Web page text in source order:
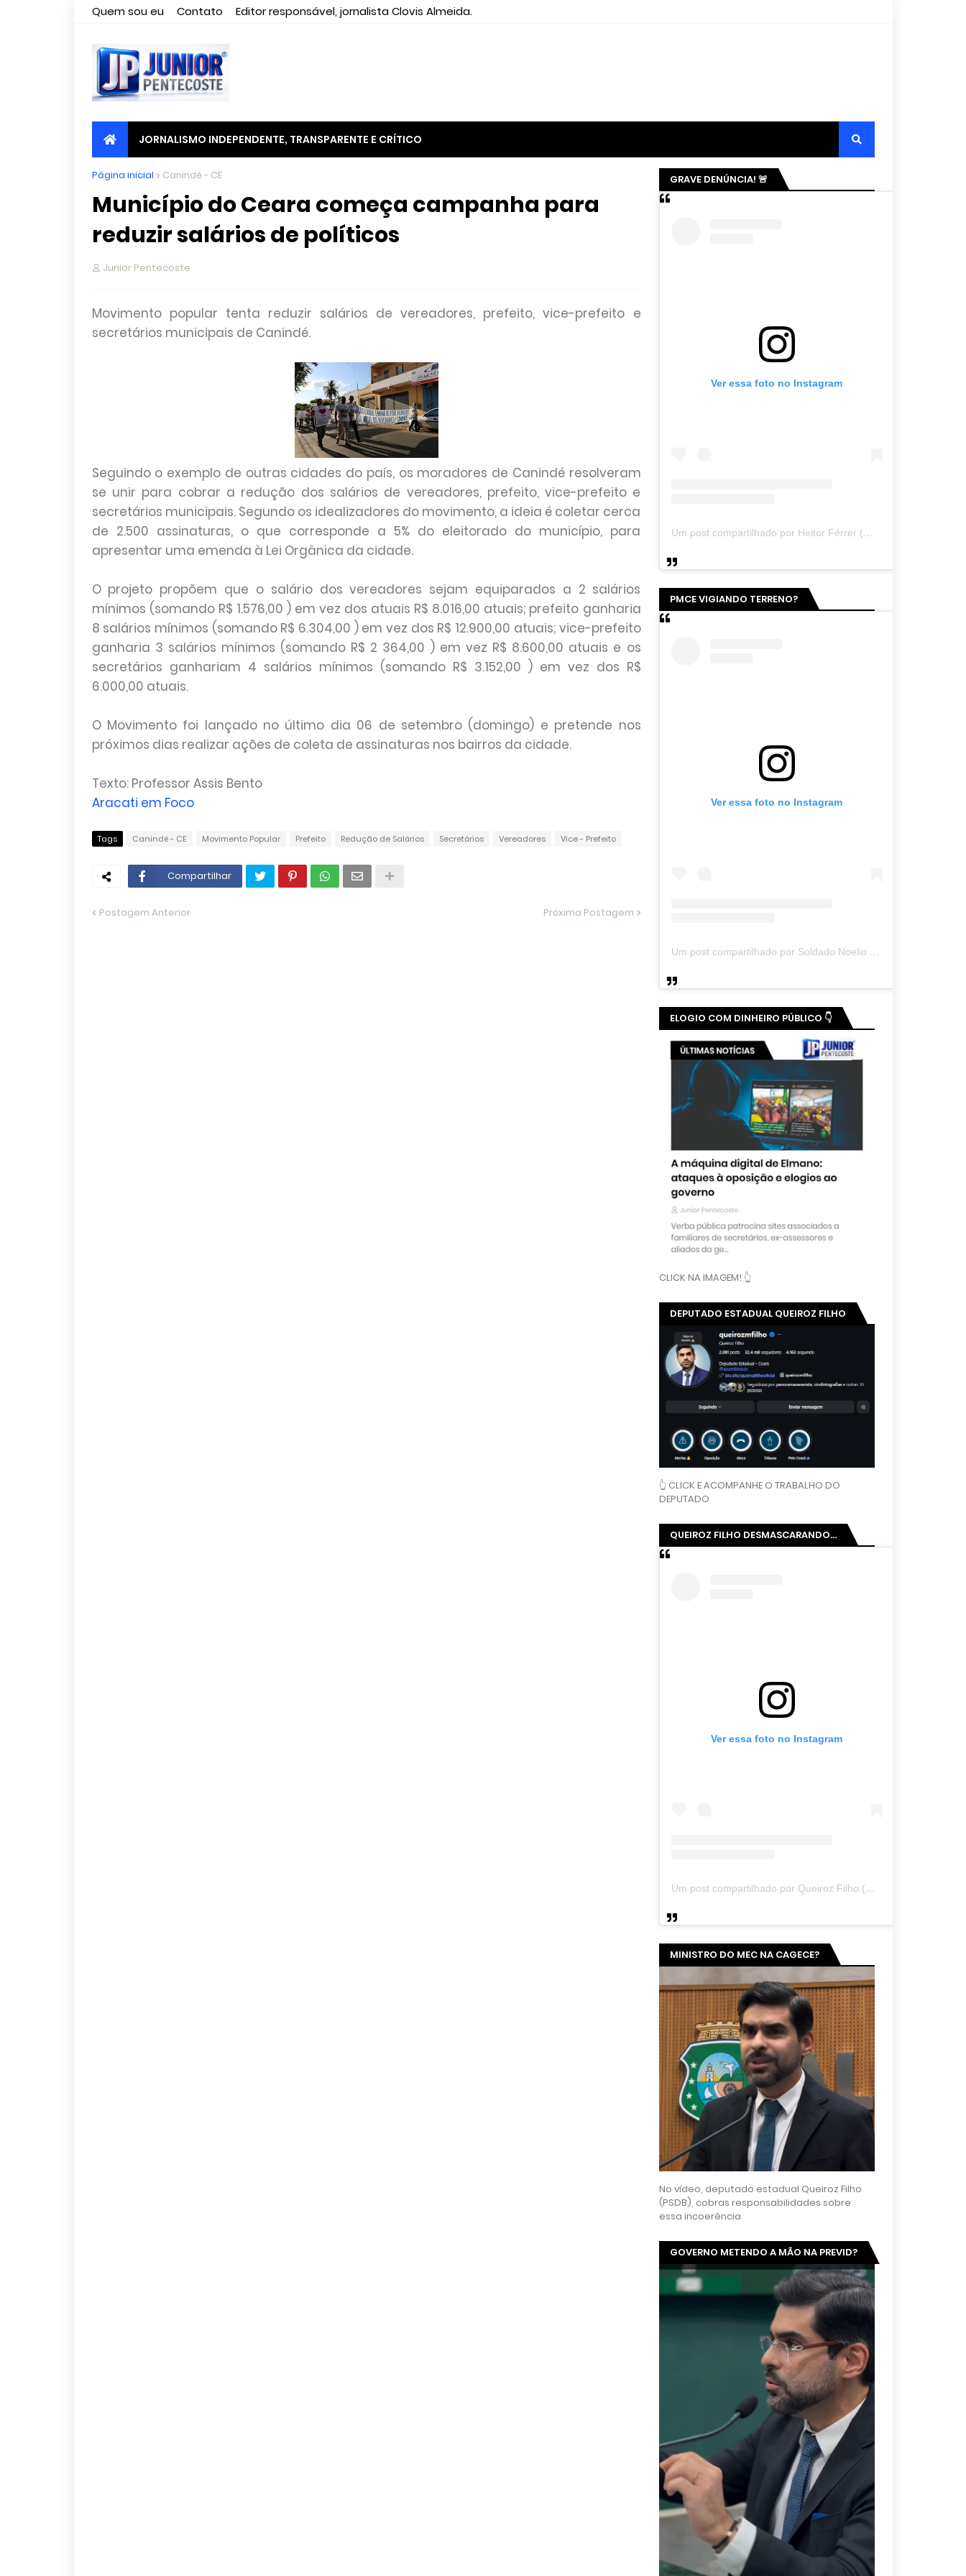
Quem sou eu Contato Editor responsável, jornalista Clovis Almeida.
JORNALISMO INDEPENDENTE, TRANSPARENTE E CRÍTICO
Página inicial Canindé - CE
Município do Ceara começa campanha para
reduzir salários de políticos
Junior Pentecoste
Movimento popular tenta reduzir salários de vereadores, prefeito, vice-prefeito e
secretários municipais de Canindé.
Seguindo o exemplo de outras cidades do país, os moradores de Canindé resolveram
se unir para cobrar a redução dos salários de vereadores, prefeito, vice-prefeito e
secretários municipais. Segundo os idealizadores do movimento, a ideia é coletar cerca
de 2.500 assinaturas, o que corresponde a 5% do eleitorado do município, para
apresentar uma emenda à Lei Orgânica da cidade.
O projeto propõem que o salário dos vereadores sejam equiparados a 2 salários
mínimos (somando R$ 1.576,00 ) em vez dos atuais R$ 8.016,00 atuais; prefeito ganharia
8 salários mínimos (somando R$ 6.304,00 ) em vez dos R$ 12.900,00 atuais; vice-prefeito
ganharia 3 salários mínimos (somando R$ 2 364,00 ) em vez R$ 8.600,00 atuais e os
secretários ganhariam 4 salários mínimos (somando R$ 3.152,00 ) em vez dos R$
6.000,00 atuais.
O Movimento foi lançado no último dia 06 de setembro (domingo) e pretende nos
próximos dias realizar ações de coleta de assinaturas nos bairros da cidade.
Texto: Professor Assis Bento
Aracati em Foco
Tags Canindé - CE Movimento Popular Prefeito Redução de Salários Secretários Vereadores Vice - Prefeito
Compartilhar
Postagem Anterior Próxima Postagem
GRAVE DENÚNCIA! 🚨
Ver essa foto no Instagram
Um post compartilhado por Heitor Férrer (@heitor_ferrer77)
PMCE VIGIANDO TERRENO?
Ver essa foto no Instagram
Um post compartilhado por Soldado Noelio (@soldadonoelio)
ELOGIO COM DINHEIRO PÚBLICO 👇
CLICK NA IMAGEM! 👆
DEPUTADO ESTADUAL QUEIROZ FILHO
👆 CLICK E ACOMPANHE O TRABALHO DO
DEPUTADO
QUEIROZ FILHO DESMASCARANDO...
Ver essa foto no Instagram
Um post compartilhado por Queiroz Filho (@queirozmfilho)
MINISTRO DO MEC NA CAGECE?
No vídeo, deputado estadual Queiroz Filho
(PSDB), cobras responsabilidades sobre
essa incoerência
GOVERNO METENDO A MÃO NA PREVID?